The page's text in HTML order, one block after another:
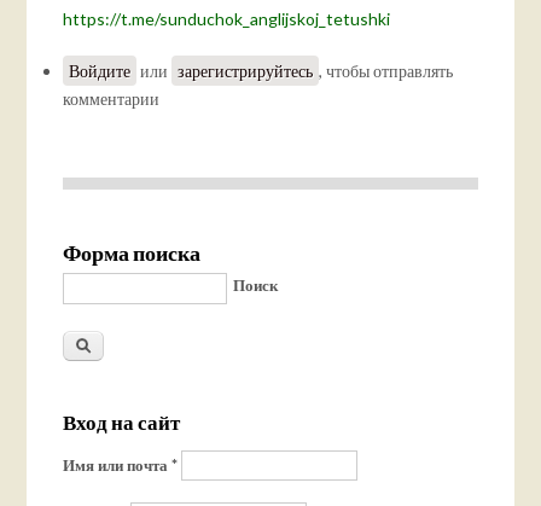
https://t.me/sunduchok_anglijskoj_tetushki
Войдите или зарегистрируйтесь , чтобы отправлять
комментарии
Форма поиска
Поиск
Вход на сайт
Имя или почта*